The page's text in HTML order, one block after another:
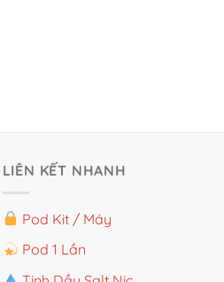
LIÊN KẾT NHANH
Pod Kit / Máy
Pod 1 Lần